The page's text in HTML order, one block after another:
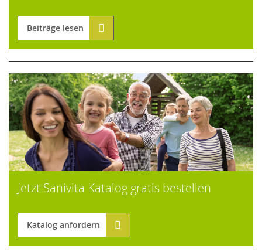
Beiträge lesen
Jetzt Sanivita Katalog gratis bestellen
Katalog anfordern